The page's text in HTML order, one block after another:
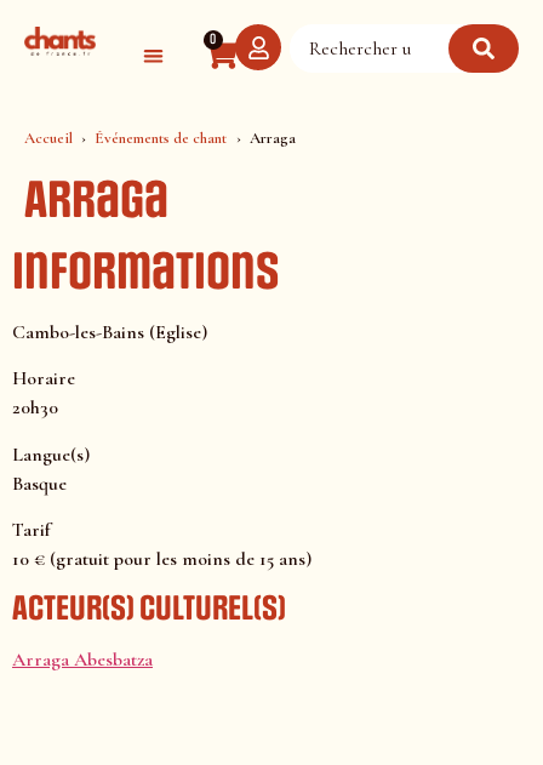
0
Accueil Événements de chant Arraga
Arraga
Informations
Cambo-les-Bains (Eglise)
Horaire
20h30
Langue(s)
Basque
Tarif
10 € (gratuit pour les moins de 15 ans)
ACTEUR(S) CULTUREL(S)
Arraga Abesbatza